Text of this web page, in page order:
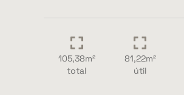
105,38m²
total
81,22m²
útil